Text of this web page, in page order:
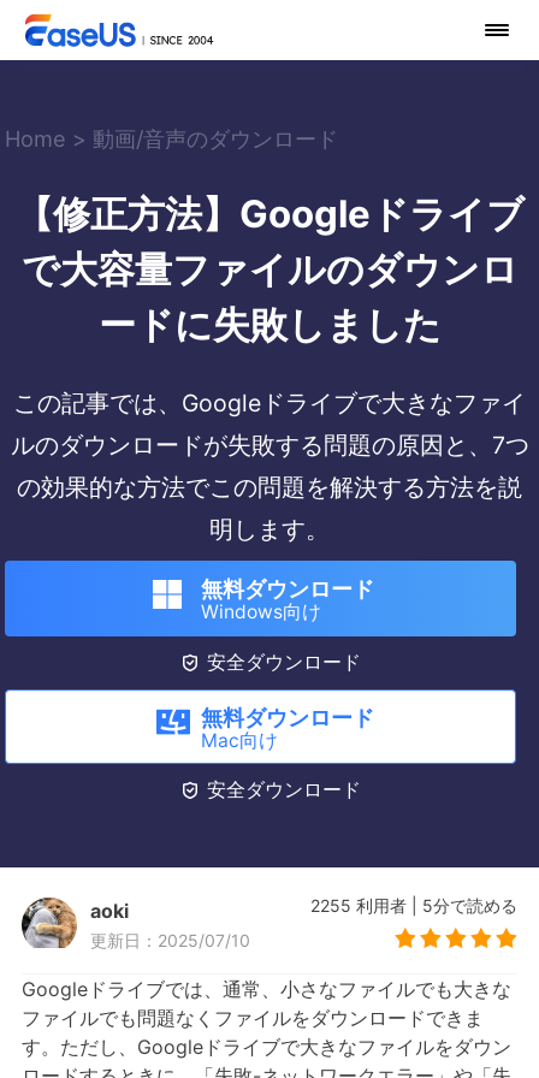
Home > 動画/音声のダウンロード
【修正方法】Googleドライブ
で大容量ファイルのダウンロ
ードに失敗しました
この記事では、Googleドライブで大きなファイ
ルのダウンロードが失敗する問題の原因と、7つ
の効果的な方法でこの問題を解決する方法を説
明します。
無料ダウンロード
Windows向け
 安全ダウンロード
無料ダウンロード
Mac向け
 安全ダウンロード
aoki
更新日：2025/07/10
2255 利用者 5分で読める
Googleドライブでは、通常、小さなファイルでも大きな
ファイルでも問題なくファイルをダウンロードできま
す。ただし、Googleドライブで大きなファイルをダウン